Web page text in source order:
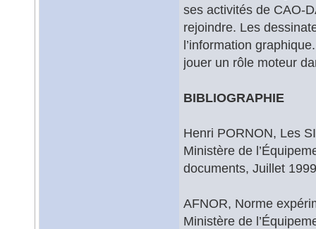
ses activités de CAO-
rejoindre. Les
l’information
jouer un rôle moteur
BIBLIOGRAPHIE
Henri PORNON, Les
Ministère de
documents, Juillet
AFNOR, Norme
Ministère de